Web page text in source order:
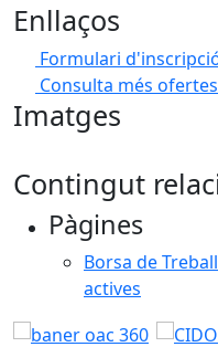
Enllaços
Formulari
Consulta més
Imatges
Contingut
Pàgines
Borsa de
actives